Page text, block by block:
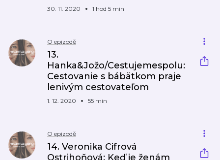
30. 11. 2020 1 hod 5 min
O epizodě
13.
Hanka&Jožo/Cestujemespolu:
Cestovanie s bábätkom praje
lenivým cestovateľom
1. 12. 2020 55 min
O epizodě
14. Veronika Cifrová
Ostrihoňová: Keď je ženám